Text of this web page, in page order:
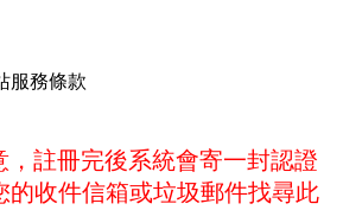
服務條款
，註冊完後系統會寄一封認證
的收件信箱或垃圾郵件找尋此